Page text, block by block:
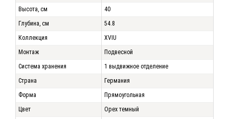
Высота, см
40
Глубина, см
54.8
Коллекция
XVIU
Монтаж
Подвесной
Система хранения
1 выдвижное отделение
Страна
Германия
Форма
Прямоугольная
Цвет
Орех темный